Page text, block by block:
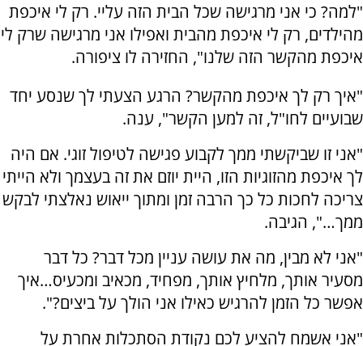
"למה? כי אני מרגישה שכל הבית הזה עליי. רק לי איכפת
מהילדים, רק לי איכפת מהבית ואפילו אני מרגישה שרק לי
איכפת מהקשר הזה שלנו", החזירה לו ציפורה.
"איך רק לך איכפת מהקשר? הרגע הצעתי לך שנסע יחד
שבועיים לחו"ל, זה למען הקשר", ענה.
"אני זו שביקשתי ממך לקבוע פגישה לטיפול זוגי. אם היה
לך איכפת מהזוגיות הזו, היית יוזם את זה בעצמך ולא הייתי
צריכה לחכות כל כך הרבה זמן ומתוך ייאוש נאלצתי לבקש
ממך…", הגיבה.
"אני לא מבין, מה את עושה עניין מכל דבר? כל דבר
מסעיר אותך, מלחיץ אותך, מפחיד, מכאיב ומכעיס…איך
אפשר כל הזמן להרגיש כאילו אני הולך על ביצים?".
"אני אשמח להציע לכם נקודת הסתכלות אחרת על